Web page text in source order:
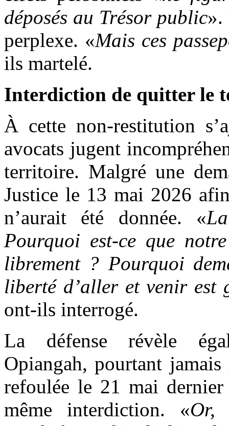
déposés au Trésor public».
perplexe. «Mais ces
ils martelé.
Interdiction de quitter le
À cette non-restitution
avocats jugent
territoire. Malgré une
Justice le 13 mai 2026
n’aurait été donnée. «
Pourquoi est-ce que
librement ? Pourquoi
liberté d’aller et venir
ont-ils interrogé.
La défense révèle
Opiangah, pourtant
refoulée le 21 mai
même interdiction. «Or,